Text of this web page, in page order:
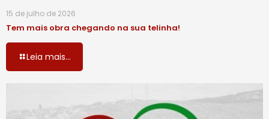
15 de julho de 2026
Tem mais obra chegando na sua telinha!
Leia mais...